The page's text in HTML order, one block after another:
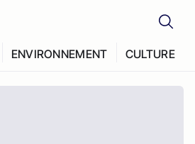
ENVIRONNEMENT CULTURE